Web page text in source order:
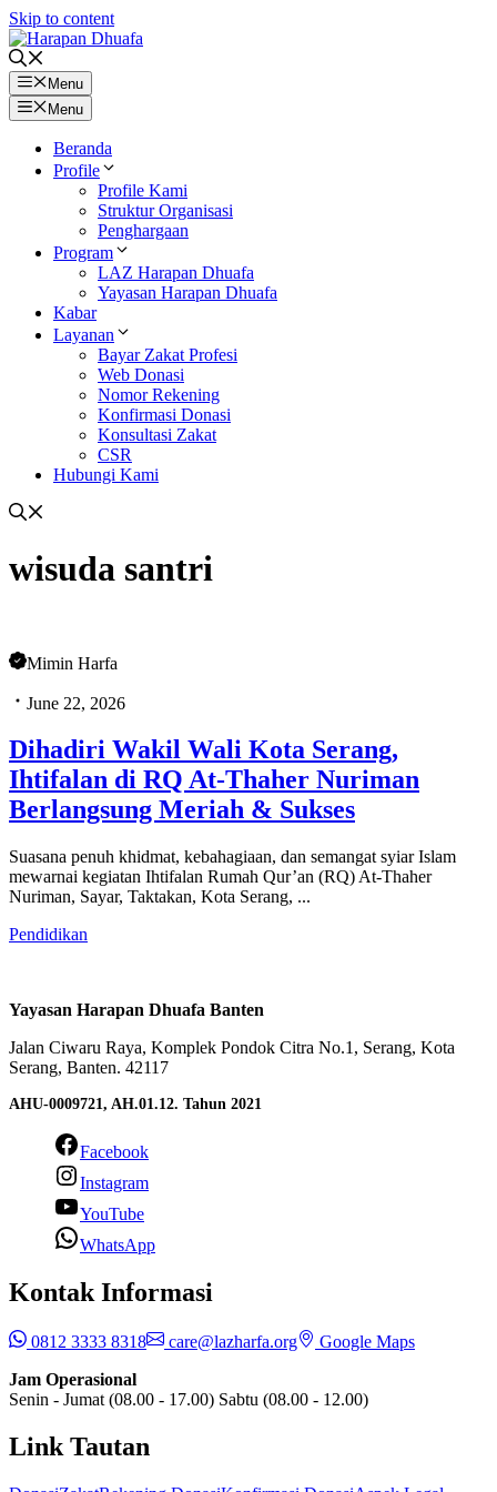
Skip to content
Menu
Menu
Beranda
Profile
Profile Kami
Struktur Organisasi
Penghargaan
Program
LAZ Harapan Dhuafa
Yayasan Harapan Dhuafa
Kabar
Layanan
Bayar Zakat Profesi
Web Donasi
Nomor Rekening
Konfirmasi Donasi
Konsultasi Zakat
CSR
Hubungi Kami
wisuda santri
Mimin Harfa
June 22, 2026
Dihadiri Wakil Wali Kota Serang,
Ihtifalan di RQ At-Thaher Nuriman
Berlangsung Meriah & Sukses
Suasana penuh khidmat, kebahagiaan, dan semangat syiar Islam
mewarnai kegiatan Ihtifalan Rumah Qur’an (RQ) At-Thaher
Nuriman, Sayar, Taktakan, Kota Serang, ...
Pendidikan
Yayasan Harapan Dhuafa Banten
Jalan Ciwaru Raya, Komplek Pondok Citra No.1, Serang, Kota
Serang, Banten. 42117
AHU-0009721, AH.01.12. Tahun 2021
Facebook
Instagram
YouTube
WhatsApp
Kontak Informasi
0812 3333 8318 care@lazharfa.org
Google Maps
Jam Operasional
Senin - Jumat (08.00 - 17.00) Sabtu (08.00 - 12.00)
Link Tautan